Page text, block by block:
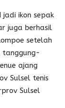
ikon sepak
juga berhasil
setelah
tanggung-
ajang
Sulsel tenis
Sulsel